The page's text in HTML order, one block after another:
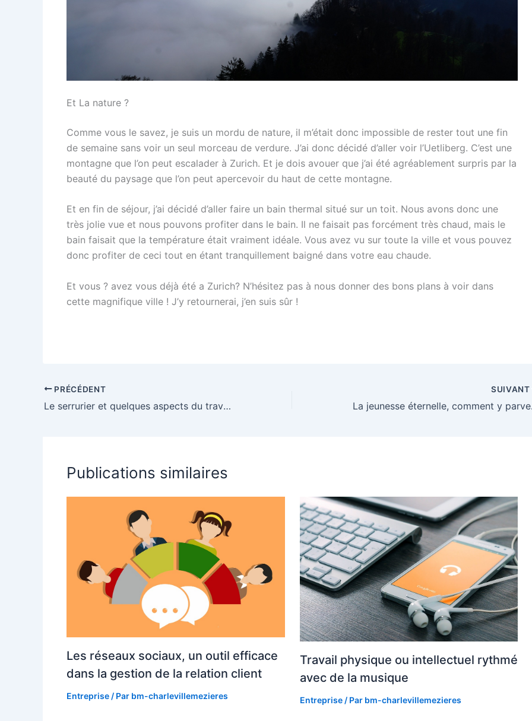
Et La nature ?
Comme vous le savez, je suis un mordu de nature, il m’était donc impossible de rester tout une fin
de semaine sans voir un seul morceau de verdure. J’ai donc décidé d’aller voir l’Uetliberg. C’est une
montagne que l’on peut escalader à Zurich. Et je dois avouer que j’ai été agréablement surpris par la
beauté du paysage que l’on peut apercevoir du haut de cette montagne.
Et en fin de séjour, j’ai décidé d’aller faire un bain thermal situé sur un toit. Nous avons donc une
très jolie vue et nous pouvons profiter dans le bain. Il ne faisait pas forcément très chaud, mais le
bain faisait que la température était vraiment idéale. Vous avez vu sur toute la ville et vous pouvez
donc profiter de ceci tout en étant tranquillement baigné dans votre eau chaude.
Et vous ? avez vous déjà été a Zurich? N’hésitez pas à nous donner des bons plans à voir dans
cette magnifique ville ! J’y retournerai, j’en suis sûr !
PRÉCÉDENT
Le serrurier et quelques aspects du travail sur lesquels il intervient
SUIVANT
La
Publications similaires
Les réseaux sociaux, un outil efficace
dans la gestion de la relation client
Entreprise / Par bm-charlevillemezieres
Travail physique ou intellectuel rythmé
avec de la musique
Entreprise/ Par bm-charlevillemezieres